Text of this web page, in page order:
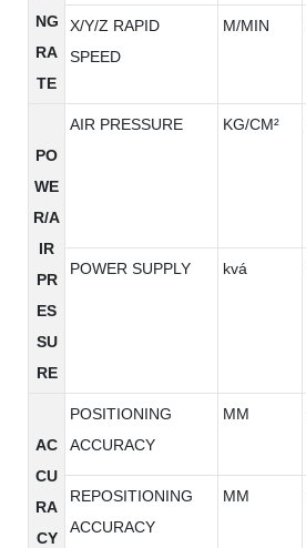
NG
RA
TE
X/Y/Z RAPID
SPEED
M/MIN
PO
WE
R/A
IR
PR
ES
SU
RE
AIR PRESSURE KG/CM²
POWER SUPPLY kvá
AC
CU
RA
CY
POSITIONING
ACCURACY
MM
REPOSITIONING
ACCURACY
MM